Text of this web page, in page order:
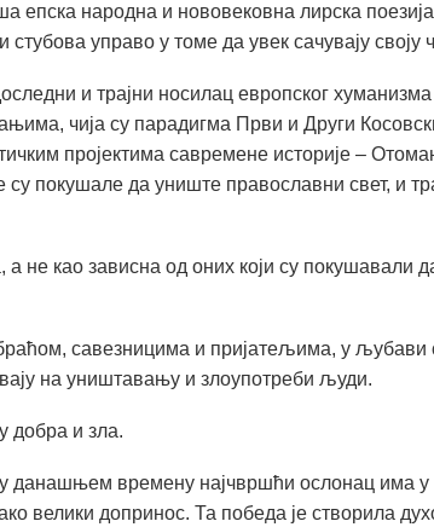
епска народна и нововековна лирска
стубова управо у томе да увек сачувају своју
и трајни носилац европског
чија су парадигма Први и Други
пројектима савремене историје –
су покушале да униште православни свет, и
не као зависна од оних који су покушавали
савезницима и пријатељима, у
на уништавању и злоупотреби људи.
добра и зла.
у данашњем времену најчвршћи ослонац има у
велики допринос. Та победа је створила